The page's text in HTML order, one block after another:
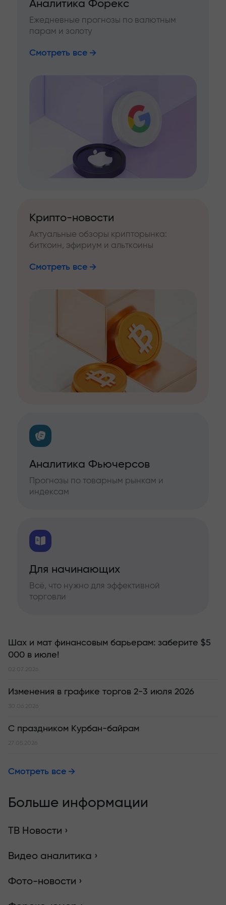
Аналитика Форекс
Ежедневные прогнозы по валютным
парам и золоту
Смотреть все
Крипто-новости
Актуальные обзоры крипторынка:
биткоин, эфириум и альткоины
Смотреть все
Аналитика Фьючерсов
Прогнозы по товарным рынкам и
индексам
Для начинающих
Всё, что нужно для эффективной
торговли
Шах и мат финансовым барьерам: заберите $5
000 в июле!
02.07.2026
Изменения в графике торгов 2-3 июля 2026
30.06.2026
С праздником Курбан-байрам
27.05.2026
Смотреть все
Больше информации
ТВ Новости ›
Видео аналитика ›
Фото-новости ›